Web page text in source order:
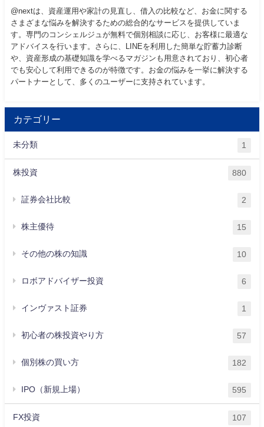
@nextは、資産運用や家計の見直し、借入の比較など、お金に関する
さまざまな悩みを解決するための総合的なサービスを提供していま
す。専門のコンシェルジュが無料で個別相談に応じ、お客様に最適な
アドバイスを行います。さらに、LINEを利用した簡単な貯蓄力診断
や、資産形成の基礎知識を学べるマガジンも用意されており、初心者
でも安心して利用できるのが特徴です。お金の悩みを一挙に解決する
パートナーとして、多くのユーザーに支持されています。
カテゴリー
未分類 1
株投資 880
証券会社比較 2
株主優待 15
その他の株の知識 10
ロボアドバイザー投資 6
インヴァスト証券 1
初心者の株投資やり方 57
個別株の買い方 182
IPO（新規上場） 595
FX投資 107